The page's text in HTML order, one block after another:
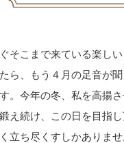
そこまで来ている楽し
ら、もう４月の足音が
。今年の冬、私を高揚
え続け、この日を目指
立ち尽くすしかありま